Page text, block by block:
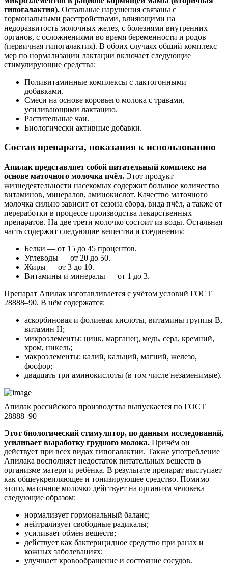
гипогалактия). Остальные нарушения связаны с
гормональными расстройствами, влияющими на
недоразвитость молочных желез, с болезнями внутренних
органов, с осложнениями во время беременности и родов
(первичная гипогалактия). В обоих случаях общий комплекс
мер по нормализации лактации включает следующие
стимулирующие средства:
Поливитаминные комплексы с лактогонными
добавками.
Смеси на основе коровьего молока с травами,
усиливающими лактацию.
Растительные чаи.
Биологически активные добавки.
Состав препарата, показания к использованию
Апилак представляет собой питательный комплекс на
основе маточного молочка пчёл. Этот продукт
жизнедеятельности насекомых содержит большое количество
витаминов, минералов, аминокислот. Качество маточного
молочка сильно зависит от сезона сбора, вида пчёл, а также от
переработки в процессе производства лекарственных
препаратов. На две трети молочко состоит из воды. Остальная
часть содержит следующие вещества и соединения:
Белки — от 15 до 45 процентов.
Углеводы — от 20 до 50.
Жиры — от 3 до 10.
Витамины и минералы — от 1 до 3.
Препарат Апилак изготавливается с учётом условий ГОСТ
28888–90. В нём содержатся:
аскорбиновая и фолиевая кислоты, витамины группы В,
витамин Н;
микроэлементы: цинк, марганец, медь, сера, кремний,
хром, никель;
макроэлементы: калий, кальций, магний, железо,
фосфор;
двадцать три аминокислоты (в том числе незаменимые).
Апилак российского производства выпускается по ГОСТ
28888–90
Этот биологический стимулятор, по данным исследований,
усиливает выработку грудного молока. Причём он
действует при всех видах гипогалактии. Также употребление
Апилака восполняет недостаток питательных веществ в
организме матери и ребёнка. В результате препарат выступает
как общеукрепляющее и тонизирующее средство. Помимо
этого, маточное молочко действует на организм человека
следующие образом:
нормализует гормональный баланс;
нейтрализует свободные радикалы;
усиливает обмен веществ;
действует как бактерицидное средство при ранах и
кожных заболеваниях;
улучшает кровообращение и состояние сосудов.